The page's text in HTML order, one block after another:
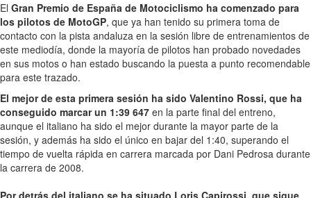
El Gran Premio de España de Motociclismo ha comenzado para
los pilotos de MotoGP, que ya han tenido su primera toma de
contacto con la pista andaluza en la sesión libre de entrenamientos de
este mediodía, donde la mayoría de pilotos han probado novedades
en sus motos o han estado buscando la puesta a punto recomendable
para este trazado.
El mejor de esta primera sesión ha sido Valentino Rossi, que ha
conseguido marcar un 1:39 647 en la parte final del entreno,
aunque el italiano ha sido el mejor durante la mayor parte de la
sesión, y además ha sido el único en bajar del 1:40, superando el
tiempo de vuelta rápida en carrera marcada por Dani Pedrosa durante
la carrera de 2008.